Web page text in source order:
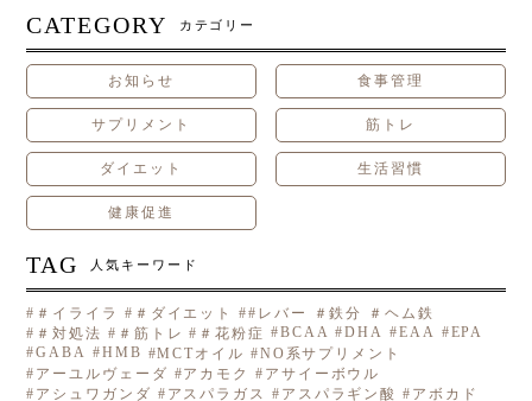
CATEGORY カテゴリー
お知らせ 食事管理
サプリメント 筋トレ
ダイエット 生活習慣
健康促進
TAG 人気キーワード
＃イライラ ＃ダイエット
#レバー ＃鉄分 ＃ヘム鉄
＃対処法
＃筋トレ ＃花粉症 BCAA DHA EAA
EPA
GABA
HMB MCTオイル
NO系サプリメント
アーユルヴェーダ
アカモク
アサイーボウル
アシュワガンダ
アスパラガス アスパラギン酸
アボカド